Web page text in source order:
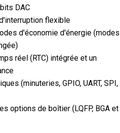
DAC
flexible
d'économie d'énergie (modes
réel (RTC) intégrée et un
(minuteries, GPIO, UART, SPI,
options de boîtier (LQFP, BGA et